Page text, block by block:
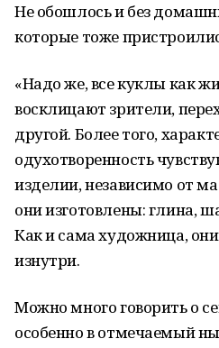
Не обошлось и без
которые тоже
«Надо же, все куклы как
восклицают зрители,
другой. Более того,
одухотворенность
изделии, независимо от
они изготовлены: глина,
Как и сама художница, они
изнутри.
Можно много говорить о
особенно в отмечаемый